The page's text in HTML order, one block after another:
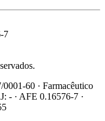
7
60 · Farmacêutico
- · AFE 0.16576-7 ·